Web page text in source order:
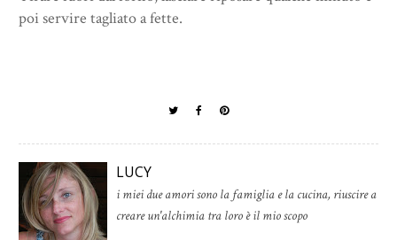
poi servire tagliato a fette.
LUCY
i miei due amori sono la famiglia e la cucina, riuscire a
creare un'alchimia tra loro è il mio scopo